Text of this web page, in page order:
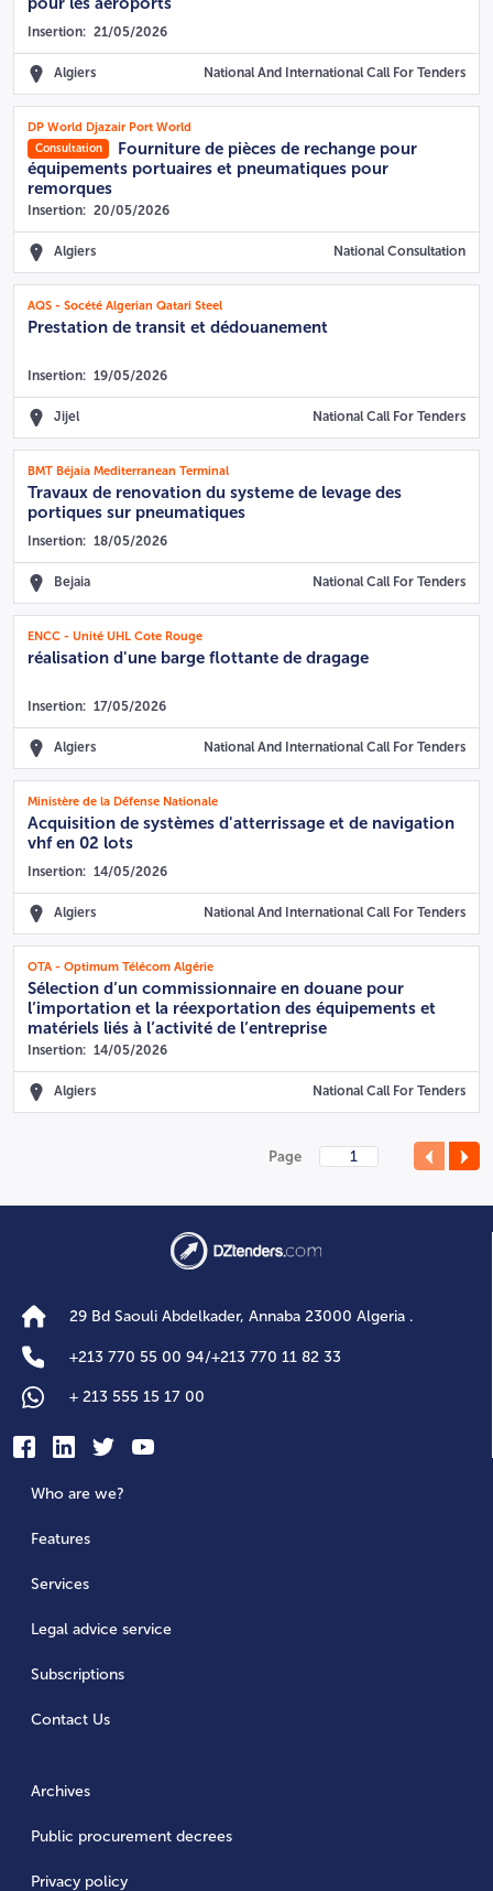
Insertion: 21/05/2026
Algiers National And International Call For Tenders
DP World Djazair Port World
Consultation
Fourniture de pièces de rechange pour
équipements portuaires et pneumatiques pour
remorques
Insertion: 20/05/2026
Algiers National Consultation
AQS - Socété Algerian Qatari Steel
Prestation de transit et dédouanement
Insertion: 19/05/2026
Jijel National Call For Tenders
BMT Béjaia Mediterranean Terminal
Travaux de renovation du systeme de levage des
portiques sur pneumatiques
Insertion: 18/05/2026
Bejaia National Call For Tenders
ENCC - Unité UHL Cote Rouge
réalisation d'une barge flottante de dragage
Insertion: 17/05/2026
Algiers National And International Call For Tenders
Ministère de la Défense Nationale
Acquisition de systèmes d'atterrissage et de navigation
vhf en 02 lots
Insertion: 14/05/2026
Algiers National And International Call For Tenders
OTA - Optimum Télécom Algérie
Sélection d’un commissionnaire en douane pour
l’importation et la réexportation des équipements et
matériels liés à l’activité de l’entreprise
Insertion: 14/05/2026
Algiers National Call For Tenders
Page
29 Bd Saouli Abdelkader, Annaba 23000 Algeria .
+213 770 55 00 94/+213 770 11 82 33
+ 213 555 15 17 00
Who are we?
Features
Services
Legal advice service
Subscriptions
Contact Us
Archives
Public procurement decrees
Privacy policy